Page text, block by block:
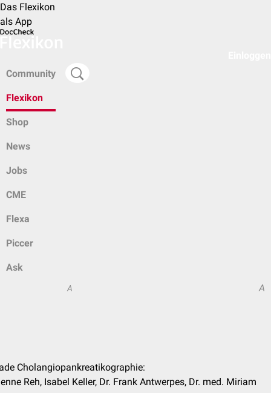
Das Flexikon
als App
Community
Flexikon
Shop
News
Jobs
CME
Flexa
Piccer
Ask
A A
Cholangiopankreatikographie:
Reh, Isabel Keller, Dr. Frank Antwerpes, Dr. med. Miriam